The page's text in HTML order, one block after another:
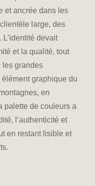
et ancrée dans les
large, des
devait
et la qualité, tout
les grandes
graphique du
en
palette de couleurs a
l’authenticité et
en restant lisible et